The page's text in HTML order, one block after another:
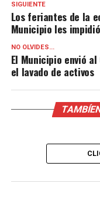
SIGUIENTE
Los feriantes de la
Municipio les
NO OLVIDES...
El Municipio envió
el lavado de activos